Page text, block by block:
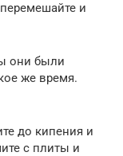
и
они были
же время.
до кипения и
с плиты и